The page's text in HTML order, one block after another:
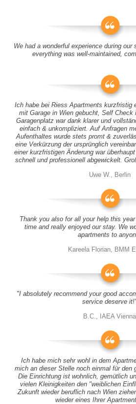
We had a wonderful experience during
everything was well-maintained,
Ich habe bei Riess Apartments kurzfristig
mit Garage in Wien gebucht, Self Check
Garagenplatz war dank klarer und
einfach & unkompliziert. Auf Anfragen
Aufenthaltes wurde stets promt &
eine Verkürzung der ursprünglich
einer kurzfristigen Änderung war
schnell und professionell abgewickelt.
Uwe W., Berlin
Thank you also for all your help this
time and really enjoyed our stay. We
apartments to
Kareela Florian, BMM
"I absolutely recommend your good
service deserve
B.C., IAEA Vienna
Ich habe mich sehr wohl in dem
mich an dieser Stelle noch einmal für den
Die Einrichtung ist wohnlich, gemütlich
vielen Kleinigkeiten den "weiblichen
Zukunft wieder beruflich nach Wien
wieder eines Ihrer